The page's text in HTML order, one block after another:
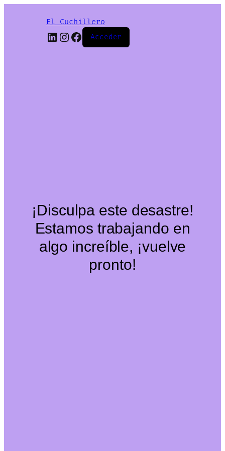
El Cuchillero
LinkedIn
Instagram
Facebook
Acceder
¡Disculpa este desastre!
Estamos trabajando en
algo increíble, ¡vuelve
pronto!